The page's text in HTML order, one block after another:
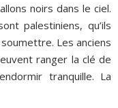
noirs dans le ciel.
palestiniens, qu’ils
Les anciens
ranger la clé de
tranquille. La